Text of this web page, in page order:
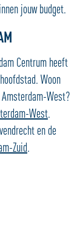
jouw budget.
Centrum heeft
Woon
West?
West.
en de
Zuid.